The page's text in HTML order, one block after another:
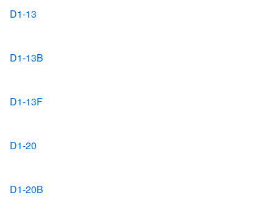
D1-13
D1-13B
D1-13F
D1-20
D1-20B